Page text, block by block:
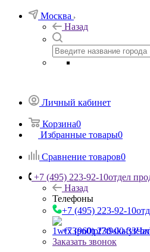
Москва
Назад
Личный кабинет
Корзина0
Избранные товары0
Сравнение товаров0
+7 (495) 223-92-10отдел
Назад
Телефоны
+7 (495) 223-92-10
+7 (960) 230-00-33
Заказать звонок